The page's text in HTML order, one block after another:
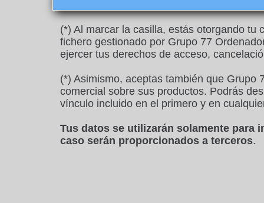
(*) Al marcar la casilla, estás otorgando tu
fichero gestionado por Grupo 77
ejercer tus derechos de acceso,
(*) Asimismo, aceptas también que Grupo
comercial sobre sus productos. Podrás
vínculo incluido en el primero y en
Tus datos se utilizarán solamente para
caso serán proporcionados a terceros.